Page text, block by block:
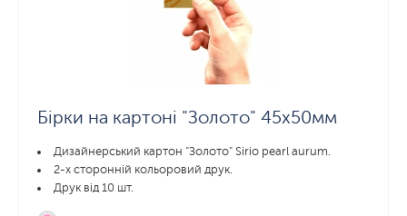
Бірки на картоні "Золото" 45x50мм
Дизайнерський картон "Золото" Sirio pearl aurum.
2-х сторонній кольоровий друк.
Друк від 10 шт.